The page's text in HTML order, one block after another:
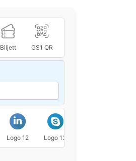
Biljett GS1 QR
Logo 12 Logo 13